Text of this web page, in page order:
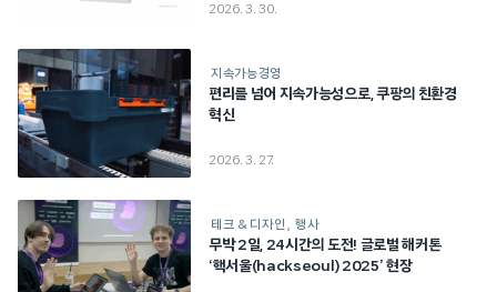
2026. 3. 30.
지속가능경영
편리를 넘어 지속가능성으로, 쿠팡의 친환경
혁신
2026. 3. 27.
테크 & 디자인 행사
무박 2일, 24시간의 도전! 글로벌 해커톤
‘핵서울(hackseoul) 2025’ 현장